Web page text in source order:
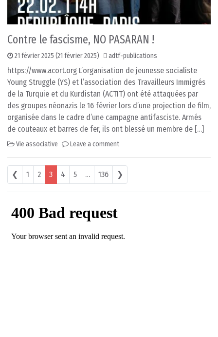
Contre le fascisme, NO PASARAN !
21 février 2025 (21 février 2025) adtf-publications
https://www.acort.org L’organisation de jeunesse socialiste
Young Struggle (YS) et l’association des Travailleurs Immigrés
de la Turquie et du Kurdistan (ACTIT) ont été attaquées par
des groupes néonazis le 16 février lors d’une projection de film,
organisée dans le cadre d’une campagne antifasciste. Armés
de couteaux et barres de fer, ils ont blessé un membre de […]
Vie associative Leave a comment
Posts navigation
❮ 1 2 3 4 5 … 136 ❯